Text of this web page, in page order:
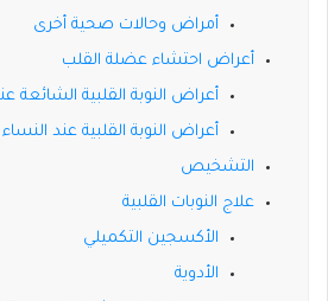
أمراض وحالات صحية أخرى
أعراض احتشاء عضلة القلب
أعراض النوبة القلبية الشائعة
أعراض النوبة القلبية عند النساء
التشخيص
علاج النوبات القلبية
الأكسجين التكميلي
الأدوية